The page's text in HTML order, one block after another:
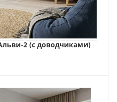
Тумба-комод 1800 мм Альви-2 (с доводчиками)